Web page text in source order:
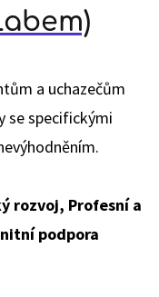
a uchazečům
se specifickými
rozvoj, Profesní a
podpora